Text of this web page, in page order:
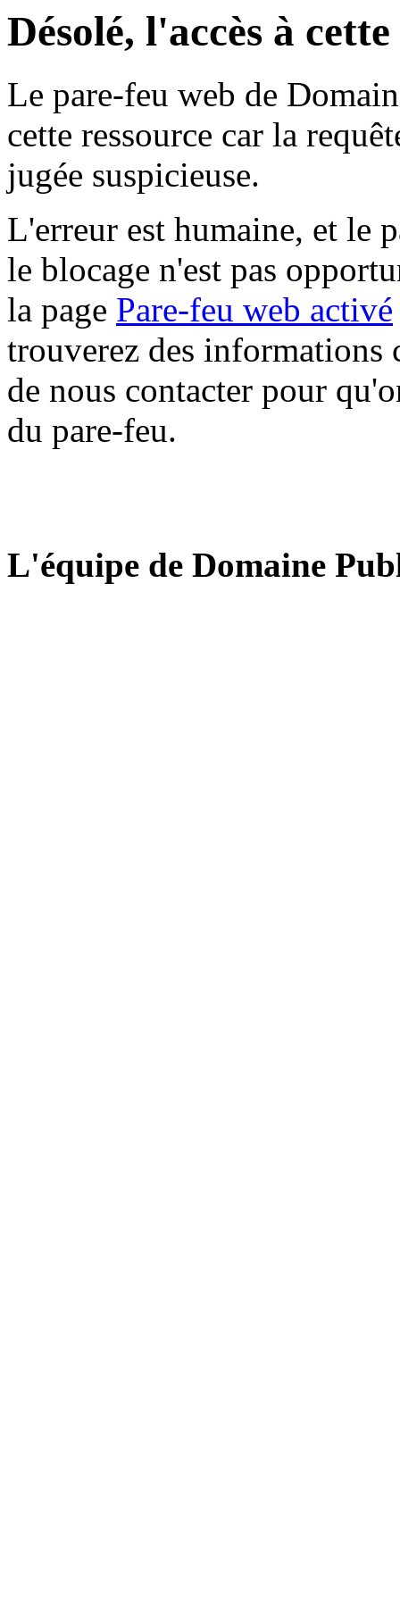
Désolé, l'accès à
Le pare-feu web de
cette ressource car la
jugée suspicieuse.
L'erreur est humaine, et le
le blocage n'est pas
la page Pare-feu web activé
trouverez des informations
de nous contacter pour
du pare-feu.
L'équipe de Domaine